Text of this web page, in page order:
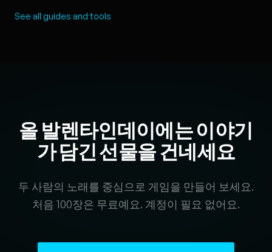
See all guides and tools
올 발렌타인데이에는 이야기
가 담긴 선물을 건네세요
두 사람의 노래를 중심으로 게임을 만들어 보세요.
처음 100장은 무료예요. 계정이 필요 없어요.